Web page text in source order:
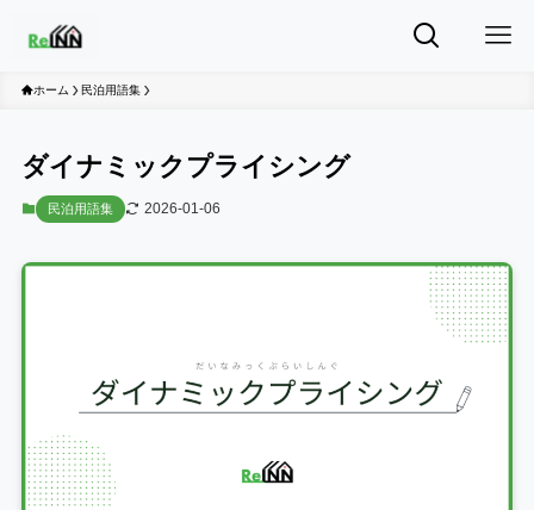
ホーム 民泊用語集
ダイナミックプライシング
民泊用語集 2026-01-06